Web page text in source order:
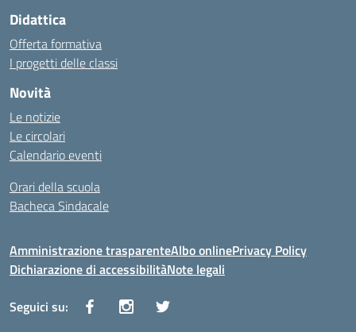
Didattica
Offerta formativa
I progetti delle classi
Novità
Le notizie
Le circolari
Calendario eventi
Orari della scuola
Bacheca Sindacale
Amministrazione trasparenteAlbo onlinePrivacy Policy
Dichiarazione di accessibilitàNote legali
Seguici su: